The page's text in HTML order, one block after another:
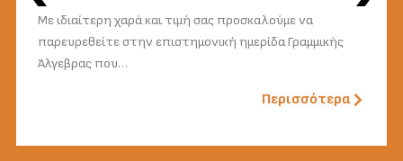
Με ιδιαίτερη χαρά και τιμή σας προσκαλούμε να
παρευρεθείτε στην επιστημονική ημερίδα Γραμμικής
Άλγεβρας που…
Περισσότερα